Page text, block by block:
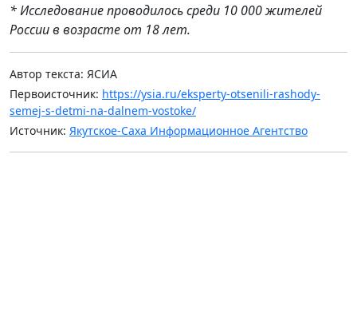
* Исследование проводилось среди 10 000 жителей
России в возрасте от 18 лет.
Автор текста: ЯСИА
Первоисточник: https://ysia.ru/eksperty-otsenili-rashody-
semej-s-detmi-na-dalnem-vostoke/
Источник: Якутское-Саха Информационное Агентство